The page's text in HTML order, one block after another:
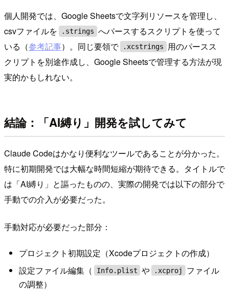
個人開発では、Google Sheetsで文字列リソースを管理し、
csvファイルを
.strings へパースするスクリプトを使って
いる（参考記事）。同じ要領で .xcstrings
用のパースス
クリプトを別途作成し、Google Sheetsで管理する方法が現
実的かもしれない。
結論：「AI縛り」開発を試してみて
Claude Codeはかなり便利なツールであることが分かった。
特に初期開発では大幅な時間短縮が期待できる。タイトルで
は「AI縛り」と謳ったものの、実際の開発では以下の部分で
手動での介入が必要だった。
手動対応が必要だった部分：
プロジェクト初期設定（Xcodeプロジェクトの作成）
設定ファイル編集（
Info.plist や .xcproj
ファイル
の調整）